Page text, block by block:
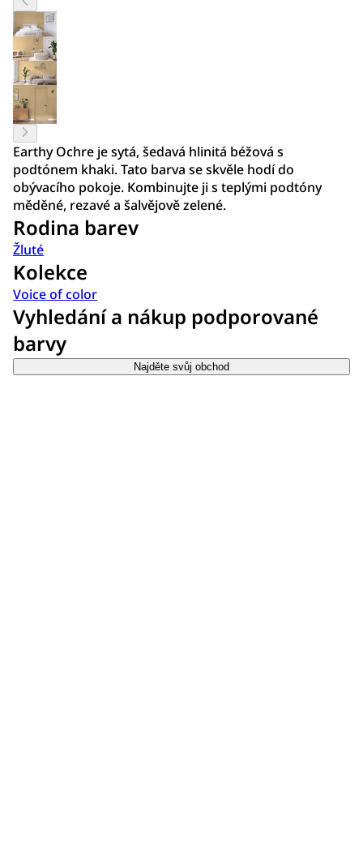
Earthy Ochre je sytá, šedavá hlinitá béžová s
podtónem khaki. Tato barva se skvěle hodí do
obývacího pokoje. Kombinujte ji s teplými podtóny
měděné, rezavé a šalvějově zelené.
Rodina barev
Žluté
Kolekce
Voice of color
Vyhledání a nákup podporované
barvy
Najděte svůj obchod